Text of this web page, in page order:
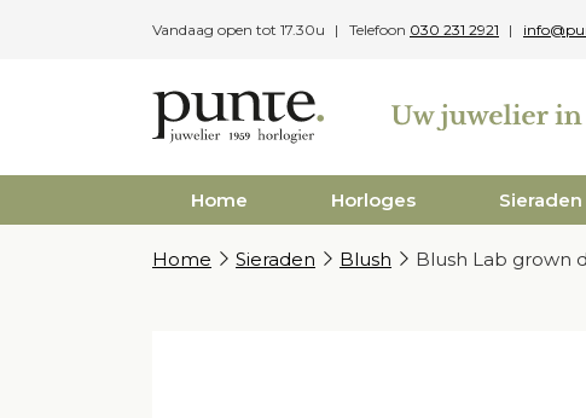
Vandaag open tot 17.30u Telefoon 030 231 2921
Home Horloges Sieraden
Home Sieraden Blush Blush Lab grown